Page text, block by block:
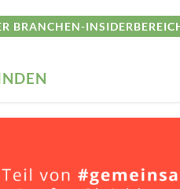
BRANCHEN-